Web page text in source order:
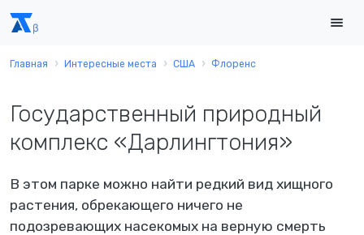
Главная Интересные места США Флоренс
Государственный природный
комплекс «Дарлингтония»
В этом парке можно найти редкий вид хищного
растения, обрекающего ничего не
подозревающих насекомых на верную смерть